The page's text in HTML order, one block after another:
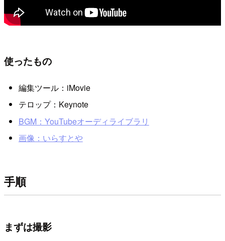
使ったもの
編集ツール：iMovie
テロップ：Keynote
BGM：YouTubeオーディライブラリ
画像：いらすとや
手順
まずは撮影